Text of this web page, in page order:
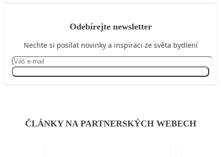
Odebírejte newsletter
Nechte si posílat novinky a inspiraci ze světa bydlení
ČLÁNKY NA PARTNERSKÝCH WEBECH